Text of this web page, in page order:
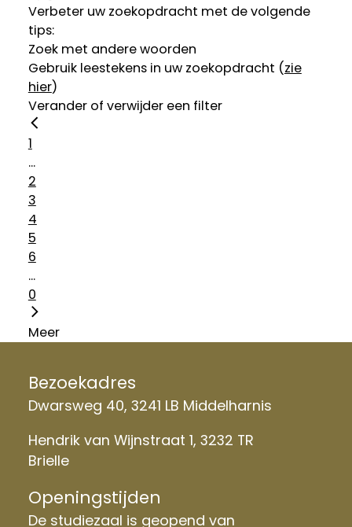
Verbeter uw zoekopdracht met de volgende
tips:
Zoek met andere woorden
Gebruik leestekens in uw zoekopdracht (zie
hier)
Verander of verwijder een filter
1
...
2
3
4
5
6
...
0
Meer
Bezoekadres
Dwarsweg 40, 3241 LB Middelharnis
Hendrik van Wijnstraat 1, 3232 TR
Brielle
Openingstijden
De studiezaal is geopend van